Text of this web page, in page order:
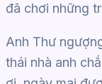
đã chơi những
Anh Thư
thái nhà anh